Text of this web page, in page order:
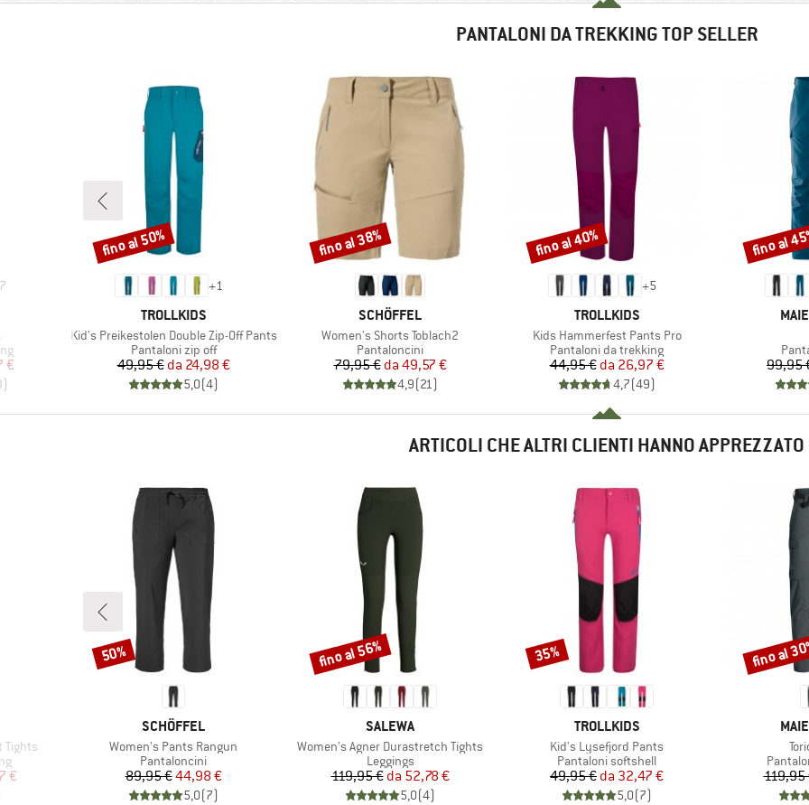
PANTALONI DA TREKKING TOP SELLER
7
€
)
+1
MARCHIO
TROLLKIDS
Articolo
Kid's Preikestolen Double Zip-Off Pants
Gruppo di prodotti
Pantaloni zip off
Prezzo
49,95 € Prezzo ridotto
da 24,98 €
5,0(4)
Sconto
fino al 50%
MARCHIO
SCHÖFFEL
Articolo
Women's Shorts Toblach2
Gruppo di prodotti
Pantaloncini
Prezzo
79,95 € Prezzo ridotto
da 49,57 €
4,9(21)
Sconto
fino al 38%
+5
MARCHIO
TROLLKIDS
Articolo
Kids Hammerfest Pants Pro
Gruppo di prodotti
Pantaloni da trekking
Prezzo
44,95 € Prezzo ridotto
da 26,97 €
4,7(49)
Sconto
fino al 40%
99,95
Sconto
fino al
ARTICOLI CHE ALTRI CLIENTI HANNO APPREZZATO
Tights
€
MARCHIO
SCHÖFFEL
Articolo
Women's Pants Rangun
Gruppo di prodotti
Pantaloncini
Prezzo
89,95 €Prezzo ridotto
44,98 €
5,0(7)
Sconto
50%
MARCHIO
SALEWA
Articolo
Women's Agner Durastretch Tights
Gruppo di prodotti
Leggings
Prezzo
119,95 € Prezzo ridotto
da 52,78 €
5,0(4)
Sconto
fino al 56%
MARCHIO
TROLLKIDS
Articolo
Kid's Lysefjord Pants
Gruppo di prodotti
Pantaloni softshell
Prezzo
49,95 € Prezzo ridotto
da 32,47 €
5,0(7)
Sconto
35%
119,95
Sconto
fino al